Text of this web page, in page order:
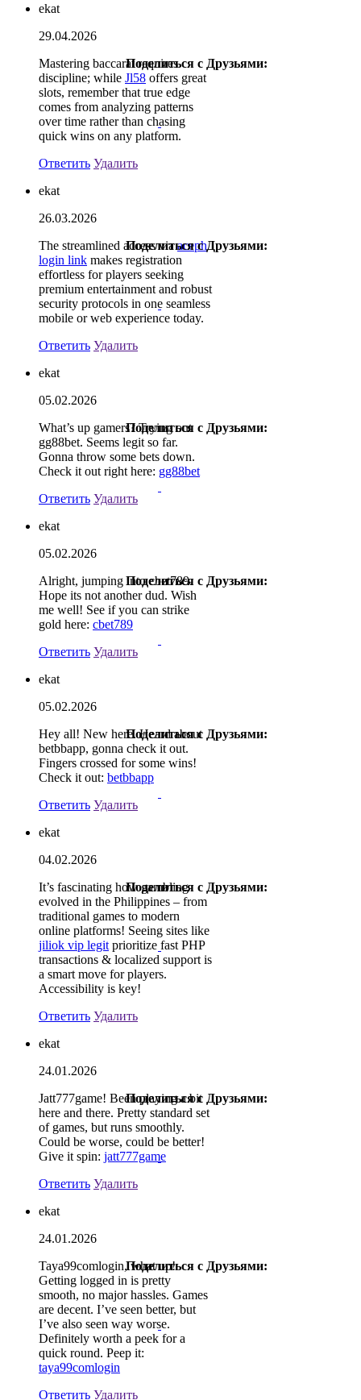
ekat
29.04.2026
Поделиться с Друзьями:
Mastering baccarat requires
discipline; while Jl58 offers great
slots, remember that true edge
comes from analyzing patterns
over time rather than chasing
quick wins on any platform.
Ответить Удалить
ekat
26.03.2026
Поделиться с Друзьями:
The streamlined access viaaceph
login link makes registration
effortless for players seeking
premium entertainment and robust
security protocols in one seamless
mobile or web experience today.
Ответить Удалить
ekat
05.02.2026
Поделиться с Друзьями:
What’s up gamers? Trying out
gg88bet. Seems legit so far.
Gonna throw some bets down.
Check it out right here: gg88bet
Ответить Удалить
ekat
05.02.2026
Поделиться с Друзьями:
Alright, jumping into cbet789.
Hope its not another dud. Wish
me well! See if you can strike
gold here: cbet789
Ответить Удалить
ekat
05.02.2026
Поделиться с Друзьями:
Hey all! New here. Heard about
betbbapp, gonna check it out.
Fingers crossed for some wins!
Check it out: betbbapp
Ответить Удалить
ekat
04.02.2026
Поделиться с Друзьями:
It’s fascinating how gambling
evolved in the Philippines – from
traditional games to modern
online platforms! Seeing sites like
jiliok vip legit prioritize fast PHP
transactions & localized support is
a smart move for players.
Accessibility is key!
Ответить Удалить
ekat
24.01.2026
Поделиться с Друзьями:
Jatt777game! Been playing a bit
here and there. Pretty standard set
of games, but runs smoothly.
Could be worse, could be better!
Give it spin: jatt777game
Ответить Удалить
ekat
24.01.2026
Поделиться с Друзьями:
Taya99comlogin, what up!
Getting logged in is pretty
smooth, no major hassles. Games
are decent. I’ve seen better, but
I’ve also seen way worse.
Definitely worth a peek for a
quick round. Peep it:
taya99comlogin
Ответить Удалить